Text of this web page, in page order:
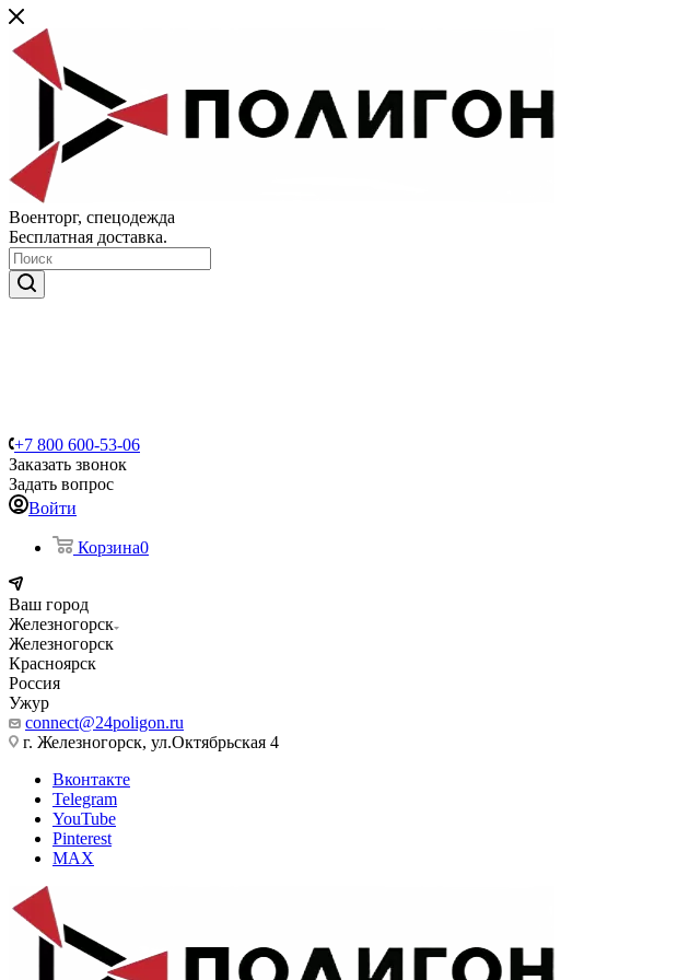
Военторг, спецодежда
Бесплатная доставка.
+7 800 600-53-06
Заказать звонок
Задать вопрос
Войти
Корзина0
Ваш город
Железногорск
Железногорск
Красноярск
Россия
Ужур
connect@24poligon.ru
г. Железногорск, ул.Октябрьская 4
Вконтакте
Telegram
YouTube
Pinterest
MAX